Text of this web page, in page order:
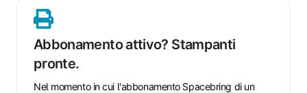
Abbonamento attivo? Stampanti
pronte.
Nel momento in cui l'abbonamento Spacebring di un
attivo?
Stampanti
pronte.